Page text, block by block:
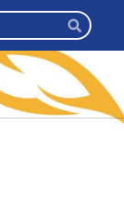
Haku
Hae